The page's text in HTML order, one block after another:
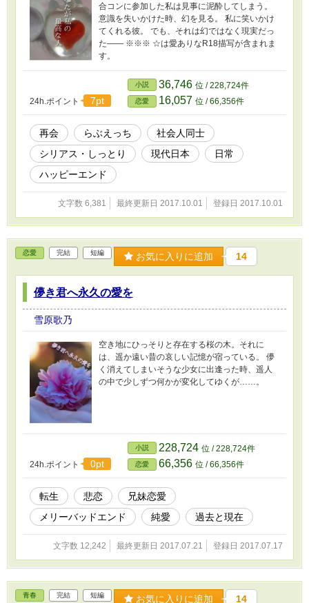
合コンに参加した私は見事に泥酔してしまう。
意識を失いかけた時、幻を見る。 私に笑いかけ
てくれる彼。 でも、それは幻ではなく現実だっ
た―― ※※※ ☆は愛ありなR18描写が含まれま
す。
24h.ポイント 7pt
小説 36,746 位 / 228,724件
恋愛 16,057 位 / 66,356件
再会 らぶえっち
社会人同士
シリアス・しっとり
現代日本
日常
ハッピーエンド
文字数 6,381 最終更新日 2017.10.01 登録日 2017.10.01
恋愛 完結 短編 お気に入りに追加 14
儚き君へ永久の愛を
雪原歌乃
空き地にひっそりと存在する桜の木。それに
は、遥か遠い昔の哀しい記憶が宿っている。 儚
く消えてしまいそうな少女に出逢った時、遥人
の中で少しずつ何かが変化してゆくが……。
24h.ポイント 0pt
小説 228,724 位 / 228,724件
恋愛 66,356 位 / 66,356件
転生 悲恋
兄妹恋愛
メリーバッドエンド
純愛 過去と現在
文字数 12,242 最終更新日 2017.07.21 登録日 2017.07.17
青春 完結 短編 お気に入りに追加 14